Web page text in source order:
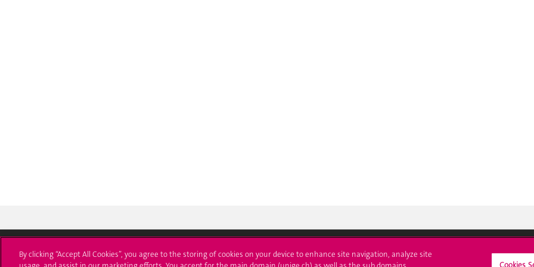
By clicking “Accept All Cookies”, you agree to the storing of cookies on your device to enhance site navigation, analyze site
Cookies